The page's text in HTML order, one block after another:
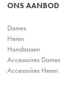
ONS AANBOD
Dames
Heren
Handtassen
Accessoires Dames
Accessoires Heren